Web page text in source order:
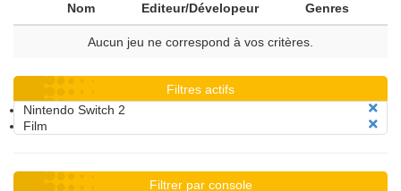
Nom Editeur/Dévelopeur Genres
Aucun jeu ne correspond à vos critères.
Filtres actifs
Nintendo Switch 2
Film
Filtrer par console